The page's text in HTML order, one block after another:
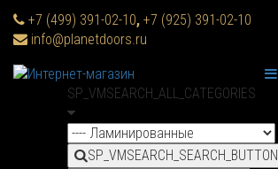
+7 (499) 391-02-10, +7 (925) 391-02-10
info@planetdoors.ru
SP_VMSEARCH_ALL_CATEGORIES
SP_VMSEARCH_SEARCH_BUTTON